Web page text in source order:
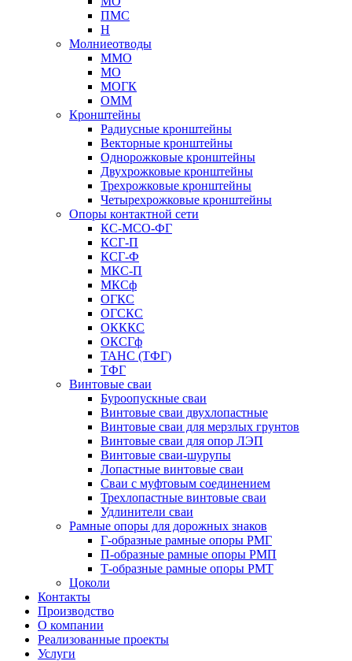
ПМС
Н
Молниеотводы
ММО
МО
МОГК
ОММ
Кронштейны
Радиусные кронштейны
Векторные кронштейны
Однорожковые кронштейны
Двухрожковые кронштейны
Трехрожковые кронштейны
Четырехрожковые кронштейны
Опоры контактной сети
КС-МСО-ФГ
КСГ-П
КСГ-Ф
МКС-П
МКСф
ОГКС
ОГСКС
ОКККС
ОКСГф
ТАНС (ТФГ)
ТФГ
Винтовые сваи
Буроопускные сваи
Винтовые сваи двухлопастные
Винтовые сваи для мерзлых грунтов
Винтовые сваи для опор ЛЭП
Винтовые сваи-шурупы
Лопастные винтовые сваи
Сваи с муфтовым соединением
Трехлопастные винтовые сваи
Удлинители сваи
Рамные опоры для дорожных знаков
Г-образные рамные опоры РМГ
П-образные рамные опоры РМП
Т-образные рамные опоры РМТ
Цоколи
Контакты
Производство
О компании
Реализованные проекты
Услуги